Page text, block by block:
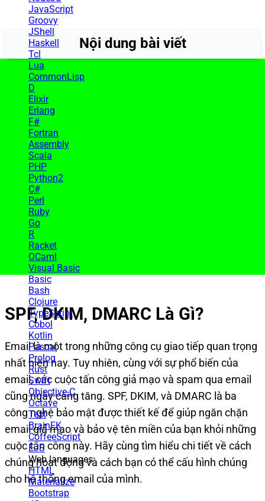
JavaScript
Groovy
JShell
Haskell
Tcl
Lua
CommonLisp
D
Elixir
Erlang
F#
Fortran
Assembly
Scala
PHP
Python2
C#
Perl
Ruby
Go
R
Racket
OCaml
Visual Basic
Basic
Bash
Clojure
TypeScript
Cobol
Kotlin
Pascal
Prolog
Rust
Swift
Objective-C
Octave
Text
BrainFK
CoffeeScript
EJS
Web languages
HTML
Materialize
Bootstrap
Nội dung bài viết
SPF, DKIM, DMARC Là Gì?
Email là một trong những công cụ giao tiếp quan trọng
nhất hiện nay. Tuy nhiên, cùng với sự phổ biến của
email, các cuộc tấn công giả mạo và spam qua email
cũng ngày càng tăng. SPF, DKIM, và DMARC là ba
công nghệ bảo mật được thiết kế để giúp ngăn chặn
email giả mạo và bảo vệ tên miền của bạn khỏi những
cuộc tấn công này. Hãy cùng tìm hiểu chi tiết về cách
chúng hoạt động và cách bạn có thể cấu hình chúng
cho hệ thống email của mình.